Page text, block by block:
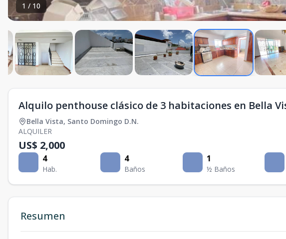
1 / 10
Alquilo penthouse clásico de 3 habitaciones en Bella
Bella Vista, Santo Domingo D.N.
ALQUILER
US$ 2,000
4
Hab.
4
Baños
1
½ Baños
Resumen